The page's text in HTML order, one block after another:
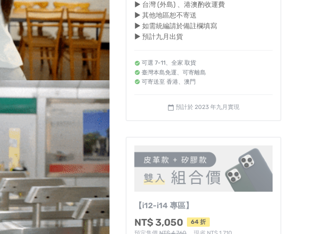
► 台灣 (外島) 、港澳酌收運費
► 其他地區恕不寄送
► 如需統編請於備註欄填寫
► 預計九月出貨
可選 7-11、全家 取貨
臺灣本島免運、可寄離島
可寄送至 香港、澳門
calendar_today 預計於 2023 年九月實現
【i12-i14 專區】
NT$ 3,050
64 折